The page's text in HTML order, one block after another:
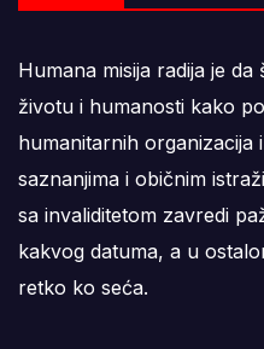
Humana misija radija je
životu i humanosti kako
humanitarnih organizacija
saznanjima i običnim
sa invaliditetom zavredi
kakvog datuma, a u
retko ko seća.